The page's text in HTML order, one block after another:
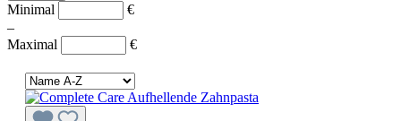
Minimal
€
–
Maximal
€